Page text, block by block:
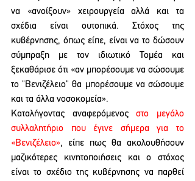
να «ανοίξουν» χειρουργεία αλλά και τα
σχέδια είναι ουτοπικά. Στόχος της
κυβέρνησης, όπως είπε, είναι να το δώσουν
σύμπραξη με τον ιδιωτικό Τομέα και
ξεκαθάρισε ότι «αν μπορέσουμε να σώσουμε
το "Βενιζέλειο" θα μπορέσουμε να σώσουμε
και τα άλλα νοσοκομεία».
Καταλήγοντας αναφερόμενος στο μεγάλο
συλλαλητήριο που έγινε σήμερα για το
«Βενιζέλειο», είπε πως θα ακολουθήσουν
μαζικότερες κινητοποιήσεις και ο στόχος
είναι το σχέδιο της κυβέρνησης να παρθεί